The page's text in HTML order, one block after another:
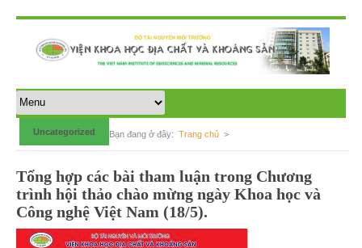
Bạn đang ở đây: Trang chủ >
Uncategorized
Tổng hợp các bài tham luận trong Chương
trình hội thảo chào mừng ngày Khoa học và
Công nghệ Việt Nam (18/5).